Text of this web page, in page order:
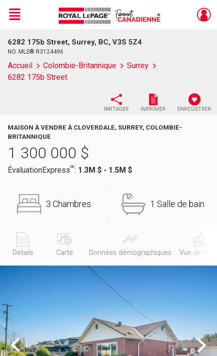
Live
En Direct
Menu
6282 175b Street, Surrey, BC, V3S 5Z4
NO. MLS® R3124496
Accueil Colombie-Britannique
Surrey
6282 175b Street
PARTAGER IMPRIMER ENREGISTRER
MAISON À VENDRE À CLOVERDALE, SURREY, COLOMBIE-
BRITANNIQUE
1 300 000 $
ÉvaluationExpressMC: 1.3M $ - 1.5M $
3 Chambres 1 Salle de bain
Détails Carte Données démographiques Vue de la
Previous Next